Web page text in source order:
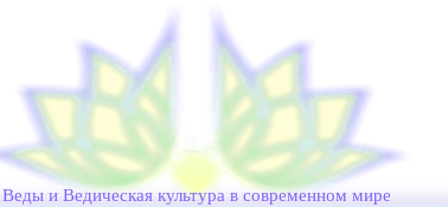
Веды и Ведическая культура в современном мире